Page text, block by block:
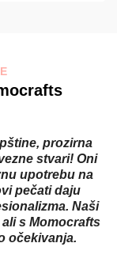
prozirna
Oni
na
daju
Naši